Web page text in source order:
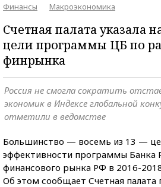
Финансы
Макроэкономика
Счетная палата указала
цели программы ЦБ по
финрынка
Россия не смогла сократить
экономик в Индексе глобальной
отметили в ведомстве
Большинство — восемь из 13 —
эффективности программы Банка
финансового рынка РФ в 2016-
Об этом сообщает Счетная палата